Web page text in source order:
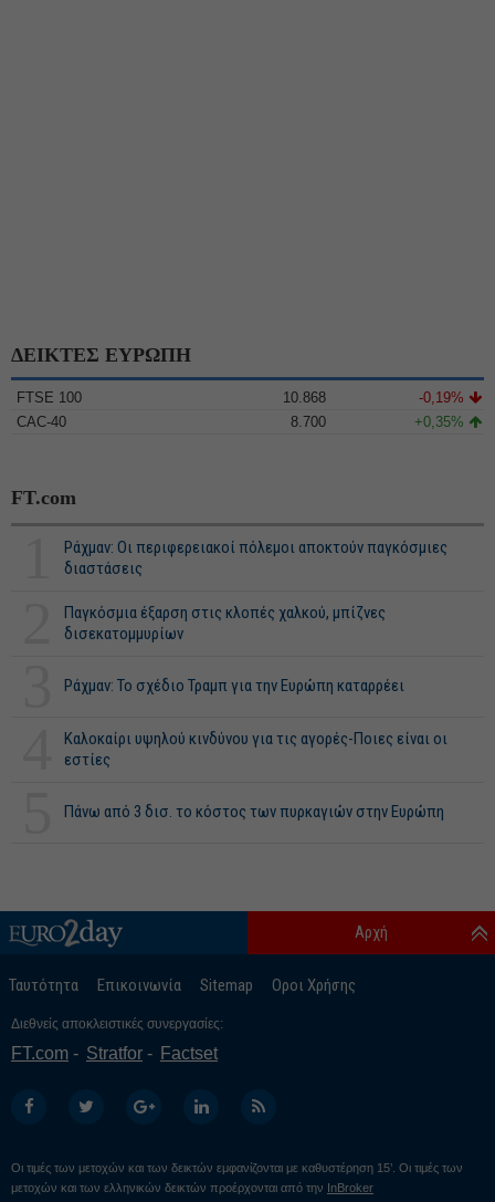
ΔΕΙΚΤΕΣ ΕΥΡΩΠΗ
FTSE 100 10.868
-0,19%
CAC-40
8.700 +0,35%
FT.com
Ράχμαν: Οι περιφερειακοί πόλεμοι αποκτούν παγκόσμιες
διαστάσεις
Παγκόσμια έξαρση στις κλοπές χαλκού, μπίζνες
δισεκατομμυρίων
Ράχμαν: Το σχέδιο Τραμπ για την Ευρώπη καταρρέει
Καλοκαίρι υψηλού κινδύνου για τις αγορές-Ποιες είναι οι
εστίες
Πάνω από 3 δισ. το κόστος των πυρκαγιών στην Ευρώπη
Ταυτότητα Επικοινωνία Sitemap Οροι Χρήσης
Αρχή
Διεθνείς αποκλειστικές συνεργασίες:
FT.com Stratfor Factset
Οι τιμές των μετοχών και των δεικτών εμφανίζονται με καθυστέρηση 15’. Οι τιμές των
μετοχών και των ελληνικών δεικτών προέρχονται από την InBroker